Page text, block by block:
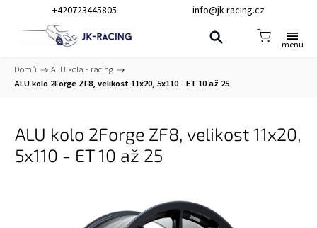
+420723445805 info@jk-racing.cz
Domů / ALU kola - racing /
ALU kolo 2Forge ZF8, velikost 11x20, 5x110 - ET 10 až 25
ALU kolo 2Forge ZF8, velikost 11x20,
5x110 - ET 10 až 25